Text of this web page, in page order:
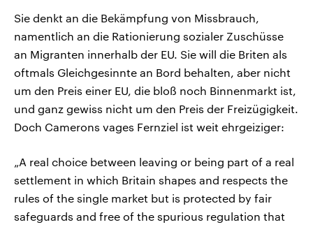
Sie denkt an die Bekämpfung von Missbrauch,
namentlich an die Rationierung sozialer Zuschüsse
an Migranten innerhalb der EU. Sie will die Briten als
oftmals Gleichgesinnte an Bord behalten, aber nicht
um den Preis einer EU, die bloß noch Binnenmarkt ist,
und ganz gewiss nicht um den Preis der Freizügigkeit.
Doch Camerons vages Fernziel ist weit ehrgeiziger:
„A real choice between leaving or being part of a real
settlement in which Britain shapes and respects the
rules of the single market but is protected by fair
safeguards and free of the spurious regulation that